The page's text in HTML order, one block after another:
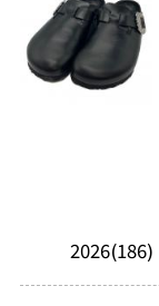
2026(186)